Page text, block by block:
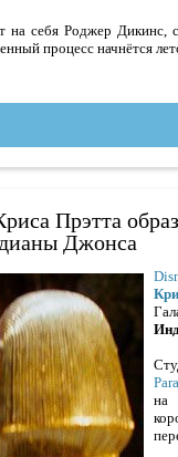
на себя Роджер
процесс начнётся
Прэтта
Джонса
на